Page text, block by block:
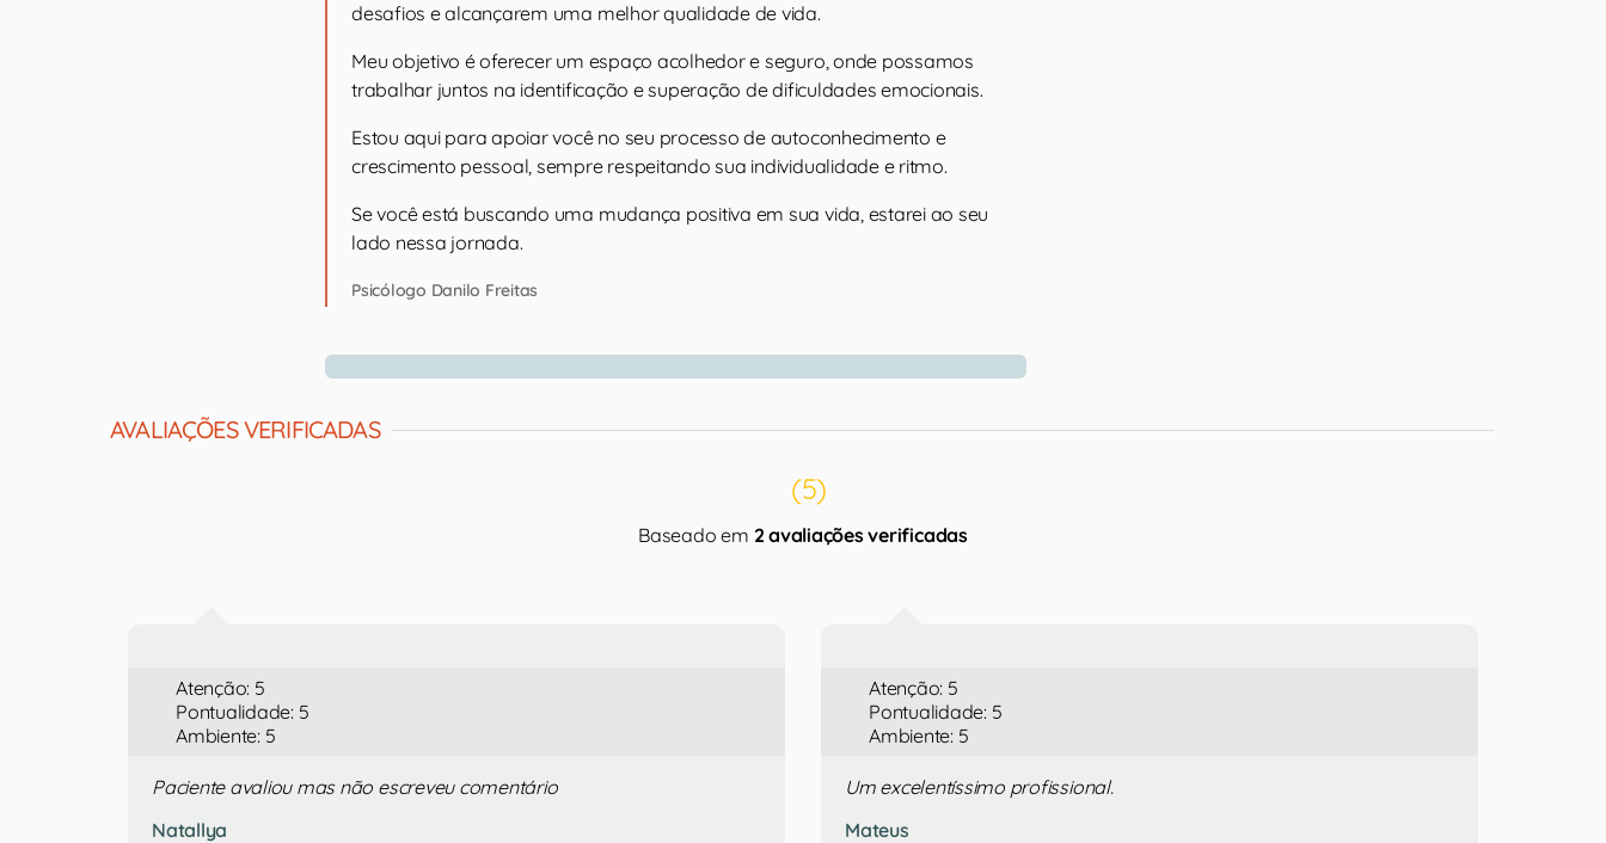
desafios e alcançarem uma melhor qualidade de vida.
Meu objetivo é oferecer um espaço acolhedor e seguro, onde possamos
trabalhar juntos na identificação e superação de dificuldades emocionais.
Estou aqui para apoiar você no seu processo de autoconhecimento e
crescimento pessoal, sempre respeitando sua individualidade e ritmo.
Se você está buscando uma mudança positiva em sua vida, estarei ao seu
lado nessa jornada.
Psicólogo Danilo Freitas
AVALIAÇÕES VERIFICADAS
(5)
Baseado em 2 avaliações verificadas
Atenção: 5
Pontualidade: 5
Ambiente: 5
Paciente avaliou mas não escreveu comentário
Natallya
Atenção: 5
Pontualidade: 5
Ambiente: 5
Um excelentíssimo profissional.
Mateus